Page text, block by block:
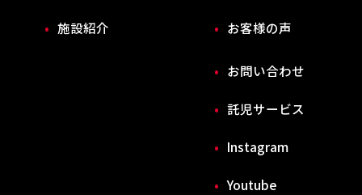
施設紹介 お客様の声
お問い合わせ
託児サービス
Instagram
Youtube